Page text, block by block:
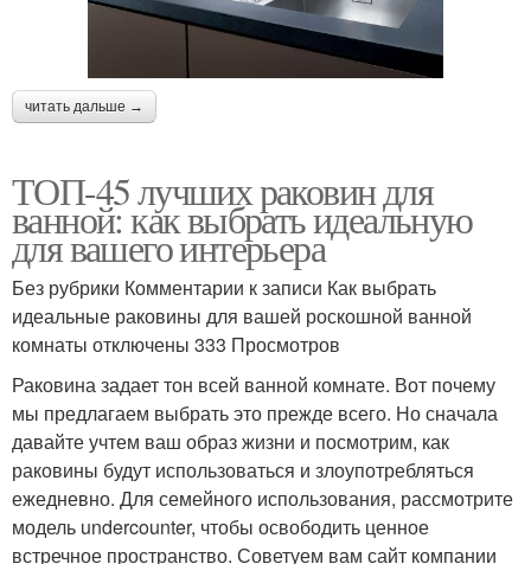
читать дальше →
ТОП-45 лучших раковин для
ванной: как выбрать идеальную
для вашего интерьера
Без рубрики Комментарии к записи Как выбрать
идеальные раковины для вашей роскошной ванной
комнаты отключены 333 Просмотров
Раковина задает тон всей ванной комнате. Вот почему
мы предлагаем выбрать это прежде всего. Но сначала
давайте учтем ваш образ жизни и посмотрим, как
раковины будут использоваться и злоупотребляться
ежедневно. Для семейного использования, рассмотрите
модель undercounter, чтобы освободить ценное
встречное пространство. Советуем вам сайт компании